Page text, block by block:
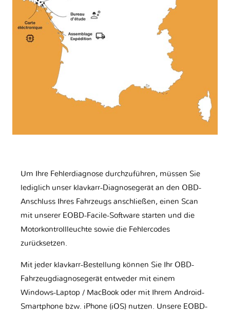
Um Ihre Fehlerdiagnose durchzuführen, müssen Sie
lediglich unser klavkarr-Diagnosegerät an den OBD-
Anschluss Ihres Fahrzeugs anschließen, einen Scan
mit unserer EOBD-Facile-Software starten und die
Motorkontrollleuchte sowie die Fehlercodes
zurücksetzen.
Mit jeder klavkarr-Bestellung können Sie Ihr OBD-
Fahrzeugdiagnosegerät entweder mit einem
Windows-Laptop / MacBook oder mit Ihrem Android-
Smartphone bzw. iPhone (iOS) nutzen. Unsere EOBD-